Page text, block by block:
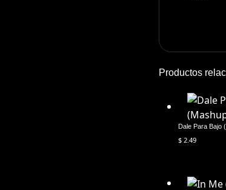
Productos
Dale Para Bajo
$2.49